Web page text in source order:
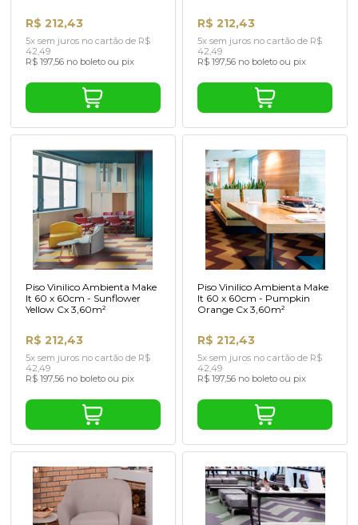
R$ 212,43
5x sem juros no cartão de R$
42,49
R$ 197,56 no boleto ou pix
R$ 212,43
5x sem juros no cartão de R$
42,49
R$ 197,56 no boleto ou pix
Piso Vinilico Ambienta Make
It 60 x 60cm - Sunflower
Yellow Cx 3,60m²
R$ 212,43
5x sem juros no cartão de R$
42,49
R$ 197,56 no boleto ou pix
Piso Vinilico Ambienta Make
It 60 x 60cm - Pumpkin
Orange Cx 3,60m²
R$ 212,43
5x sem juros no cartão de R$
42,49
R$ 197,56 no boleto ou pix